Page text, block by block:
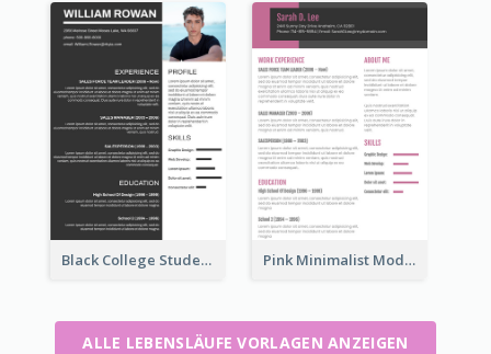
Black College Student Resume Pink Minimalist Modern Resume
ALLE LEBENSLÄUFE VORLAGEN ANZEIGEN